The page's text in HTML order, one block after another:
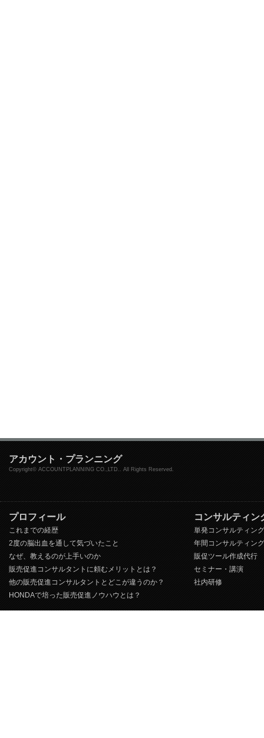
アカウント・プランニング
Copyright© ACCOUNTPLANNING CO.,LTD.. All Rights Reserved.
プロフィール
これまでの経歴
2度の脳出血を通して気づいたこと
なぜ、教えるのが上手いのか
販売促進コンサルタントに頼むメリットとは？
他の販売促進コンサルタントとどこが違うのか？
HONDAで培った販売促進ノウハウとは？
コンサルティン
単発コンサルティング
年間コンサルティング
販促ツール作成代行
セミナー・講演
社内研修